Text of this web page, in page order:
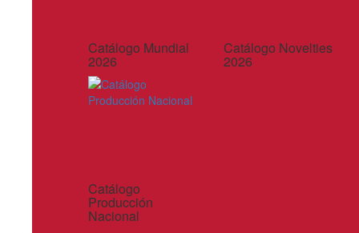
Catálogo Mundial
2026
Catálogo Novelties
2026
Catálogo
Producción
Nacional